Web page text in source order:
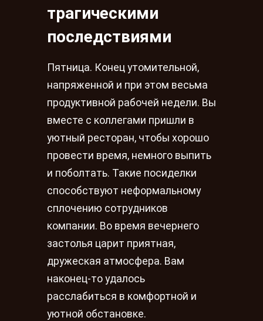
трагическими
последствиями
Пятница. Конец утомительной,
напряженной и при этом весьма
продуктивной рабочей недели. Вы
вместе с коллегами пришли в
уютный ресторан, чтобы хорошо
провести время, немного выпить
и поболтать. Такие посиделки
способствуют неформальному
сплочению сотрудников
компании. Во время вечернего
застолья царит приятная,
дружеская атмосфера. Вам
наконец-то удалось
расслабиться в комфортной и
уютной обстановке.